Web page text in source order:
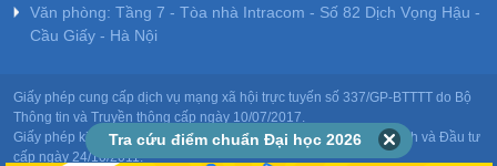
Văn phòng: Tầng 7 - Tòa nhà Intracom - Số 82 Dịch Vọng Hậu -
Cầu Giấy - Hà Nội
Giấy phép cung cấp dịch vụ mạng xã hội trực tuyến số 337/GP-BTTTT do Bộ
Thông tin và Truyền thông cấp ngày 10/07/2017.
Giấy phép kinh doanh giáo dục: MST-0106478082 do Sở Kế hoạch và Đầu tư
cấp ngày 24/10/2011.
Tra cứu điểm chuẩn Đại học 2026